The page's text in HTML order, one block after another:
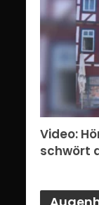
Video:
schwört